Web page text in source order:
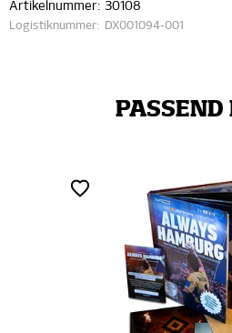
Artikelnummer: 30108
Logistiknummer: DX001094-001
PASSEND